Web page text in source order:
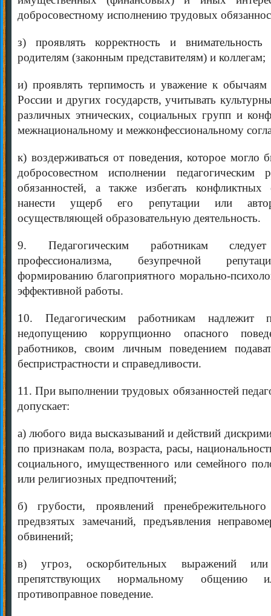
добросовестному исполнению трудовых
з) проявлять корректность и
родителям (законным представителям) и коллегам;
и) проявлять терпимость и уважение к
России и других государств, учитывать
различных этнических, социальных групп и
межнациональному и межконфессиональному
к) воздерживаться от поведения, которое могло
добросовестном исполнении педагогическим
обязанностей, а также избегать конфликтных
нанести ущерб его репутации или
осуществляющей образовательную деятельность.
9. Педагогическим работникам
профессионализма, безупречной
формированию благоприятного морально-
эффективной работы.
10. Педагогическим работникам
недопущению коррупционно опасного
работников, своим личным поведением
беспристрастности и справедливости.
11. При выполнении трудовых обязанностей
допускает:
а) любого вида высказываний и действий
по признакам пола, возраста, расы,
социального, имущественного или семейного
или религиозных предпочтений;
б) грубости, проявлений
предвзятых замечаний, предъявления
обвинений;
в) угроз, оскорбительных выражений
препятствующих нормальному общению
противоправное поведение.